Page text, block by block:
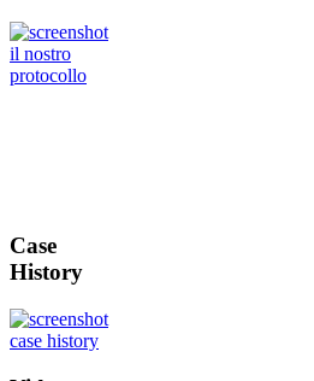
Case
History